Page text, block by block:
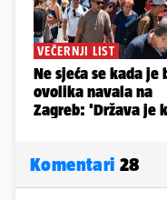
Komentari 28